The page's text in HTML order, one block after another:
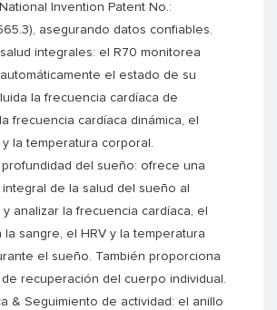
Invention Patent No.:
asegurando datos confiables.
integrales: el R70 monitorea
el estado de su
la frecuencia cardíaca de
frecuencia cardíaca dinámica, el
y la temperatura corporal.
del sueño: ofrece una
de la salud del sueño al
analizar la frecuencia cardíaca, el
la sangre, el HRV y la temperatura
el sueño. También proporciona
recuperación del cuerpo individual.
& Seguimiento de actividad: el anillo